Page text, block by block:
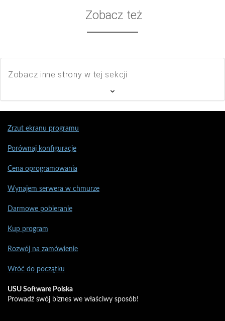
Zobacz też
Zobacz inne strony w tej sekcji
Zrzut ekranu programu
Porównaj konfiguracje
Cena oprogramowania
Wynajem serwera w chmurze
Darmowe pobieranie
Kup program
Rozwój na zamówienie
Wróć do początku
USU Software Polska
Prowadź swój biznes we właściwy sposób!